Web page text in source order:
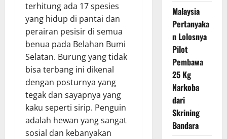
terhitung ada 17 spesies
yang hidup di pantai dan
perairan pesisir di semua
benua pada Belahan Bumi
Selatan. Burung yang tidak
bisa terbang ini dikenal
dengan posturnya yang
tegak dan sayapnya yang
kaku seperti sirip. Penguin
adalah hewan yang sangat
sosial dan kebanyakan
Malaysia
Pertanyaka
n Lolosnya
Pilot
Pembawa
25 Kg
Narkoba
dari
Skrining
Bandara